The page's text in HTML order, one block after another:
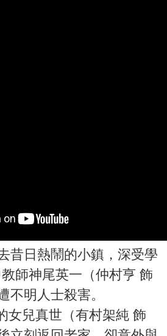
昔日熱鬧的小鎮，深受學
師神尾英一（仲村亨 飾
不明人士殺害。
女兒真世（有村架純 飾